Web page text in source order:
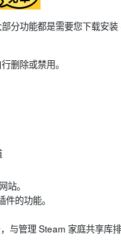
分功能都是需要您下载安装
删除或禁用。
站。
的功能。
与管理 Steam 家庭共享库排